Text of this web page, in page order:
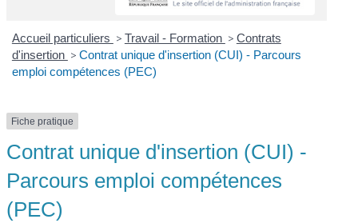
Accueil particuliers > Travail - Formation > Contrats
d'insertion > Contrat unique d'insertion (CUI) - Parcours
emploi compétences (PEC)
Fiche pratique
Contrat unique d'insertion (CUI) -
Parcours emploi compétences
(PEC)